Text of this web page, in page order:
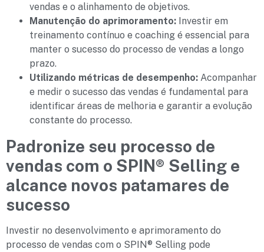
vendas e o alinhamento de objetivos.
Manutenção do aprimoramento: Investir em
treinamento contínuo e coaching é essencial para
manter o sucesso do processo de vendas a longo
prazo.
Utilizando métricas de desempenho: Acompanhar
e medir o sucesso das vendas é fundamental para
identificar áreas de melhoria e garantir a evolução
constante do processo.
Padronize seu processo de
vendas com o SPIN® Selling e
alcance novos patamares de
sucesso
Investir no desenvolvimento e aprimoramento do
processo de vendas com o SPIN® Selling pode